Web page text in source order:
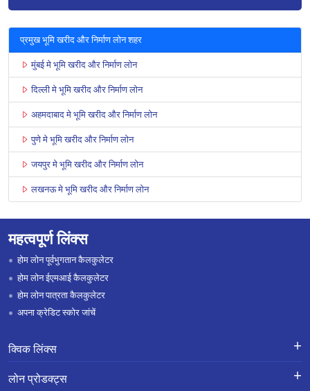
प्रमुख भूमि खरीद और निर्माण लोन शहर
मुंबई मे भूमि खरीद और निर्माण लोन
दिल्ली मे भूमि खरीद और निर्माण लोन
अहमदाबाद मे भूमि खरीद और निर्माण लोन
पुणे मे भूमि खरीद और निर्माण लोन
जयपुर मे भूमि खरीद और निर्माण लोन
लखनऊ मे भूमि खरीद और निर्माण लोन
महत्वपूर्ण लिंक्स
होम लोन पूर्वभुगतान कैलकुलेटर
होम लोन ईएमआई कैलकुलेटर
होम लोन पात्रता कैलकुलेटर
अपना क्रेडिट स्कोर जांचें
क्विक लिंक्स
लोन के लिए एप्लाई करें
लोन प्रोडक्ट्स